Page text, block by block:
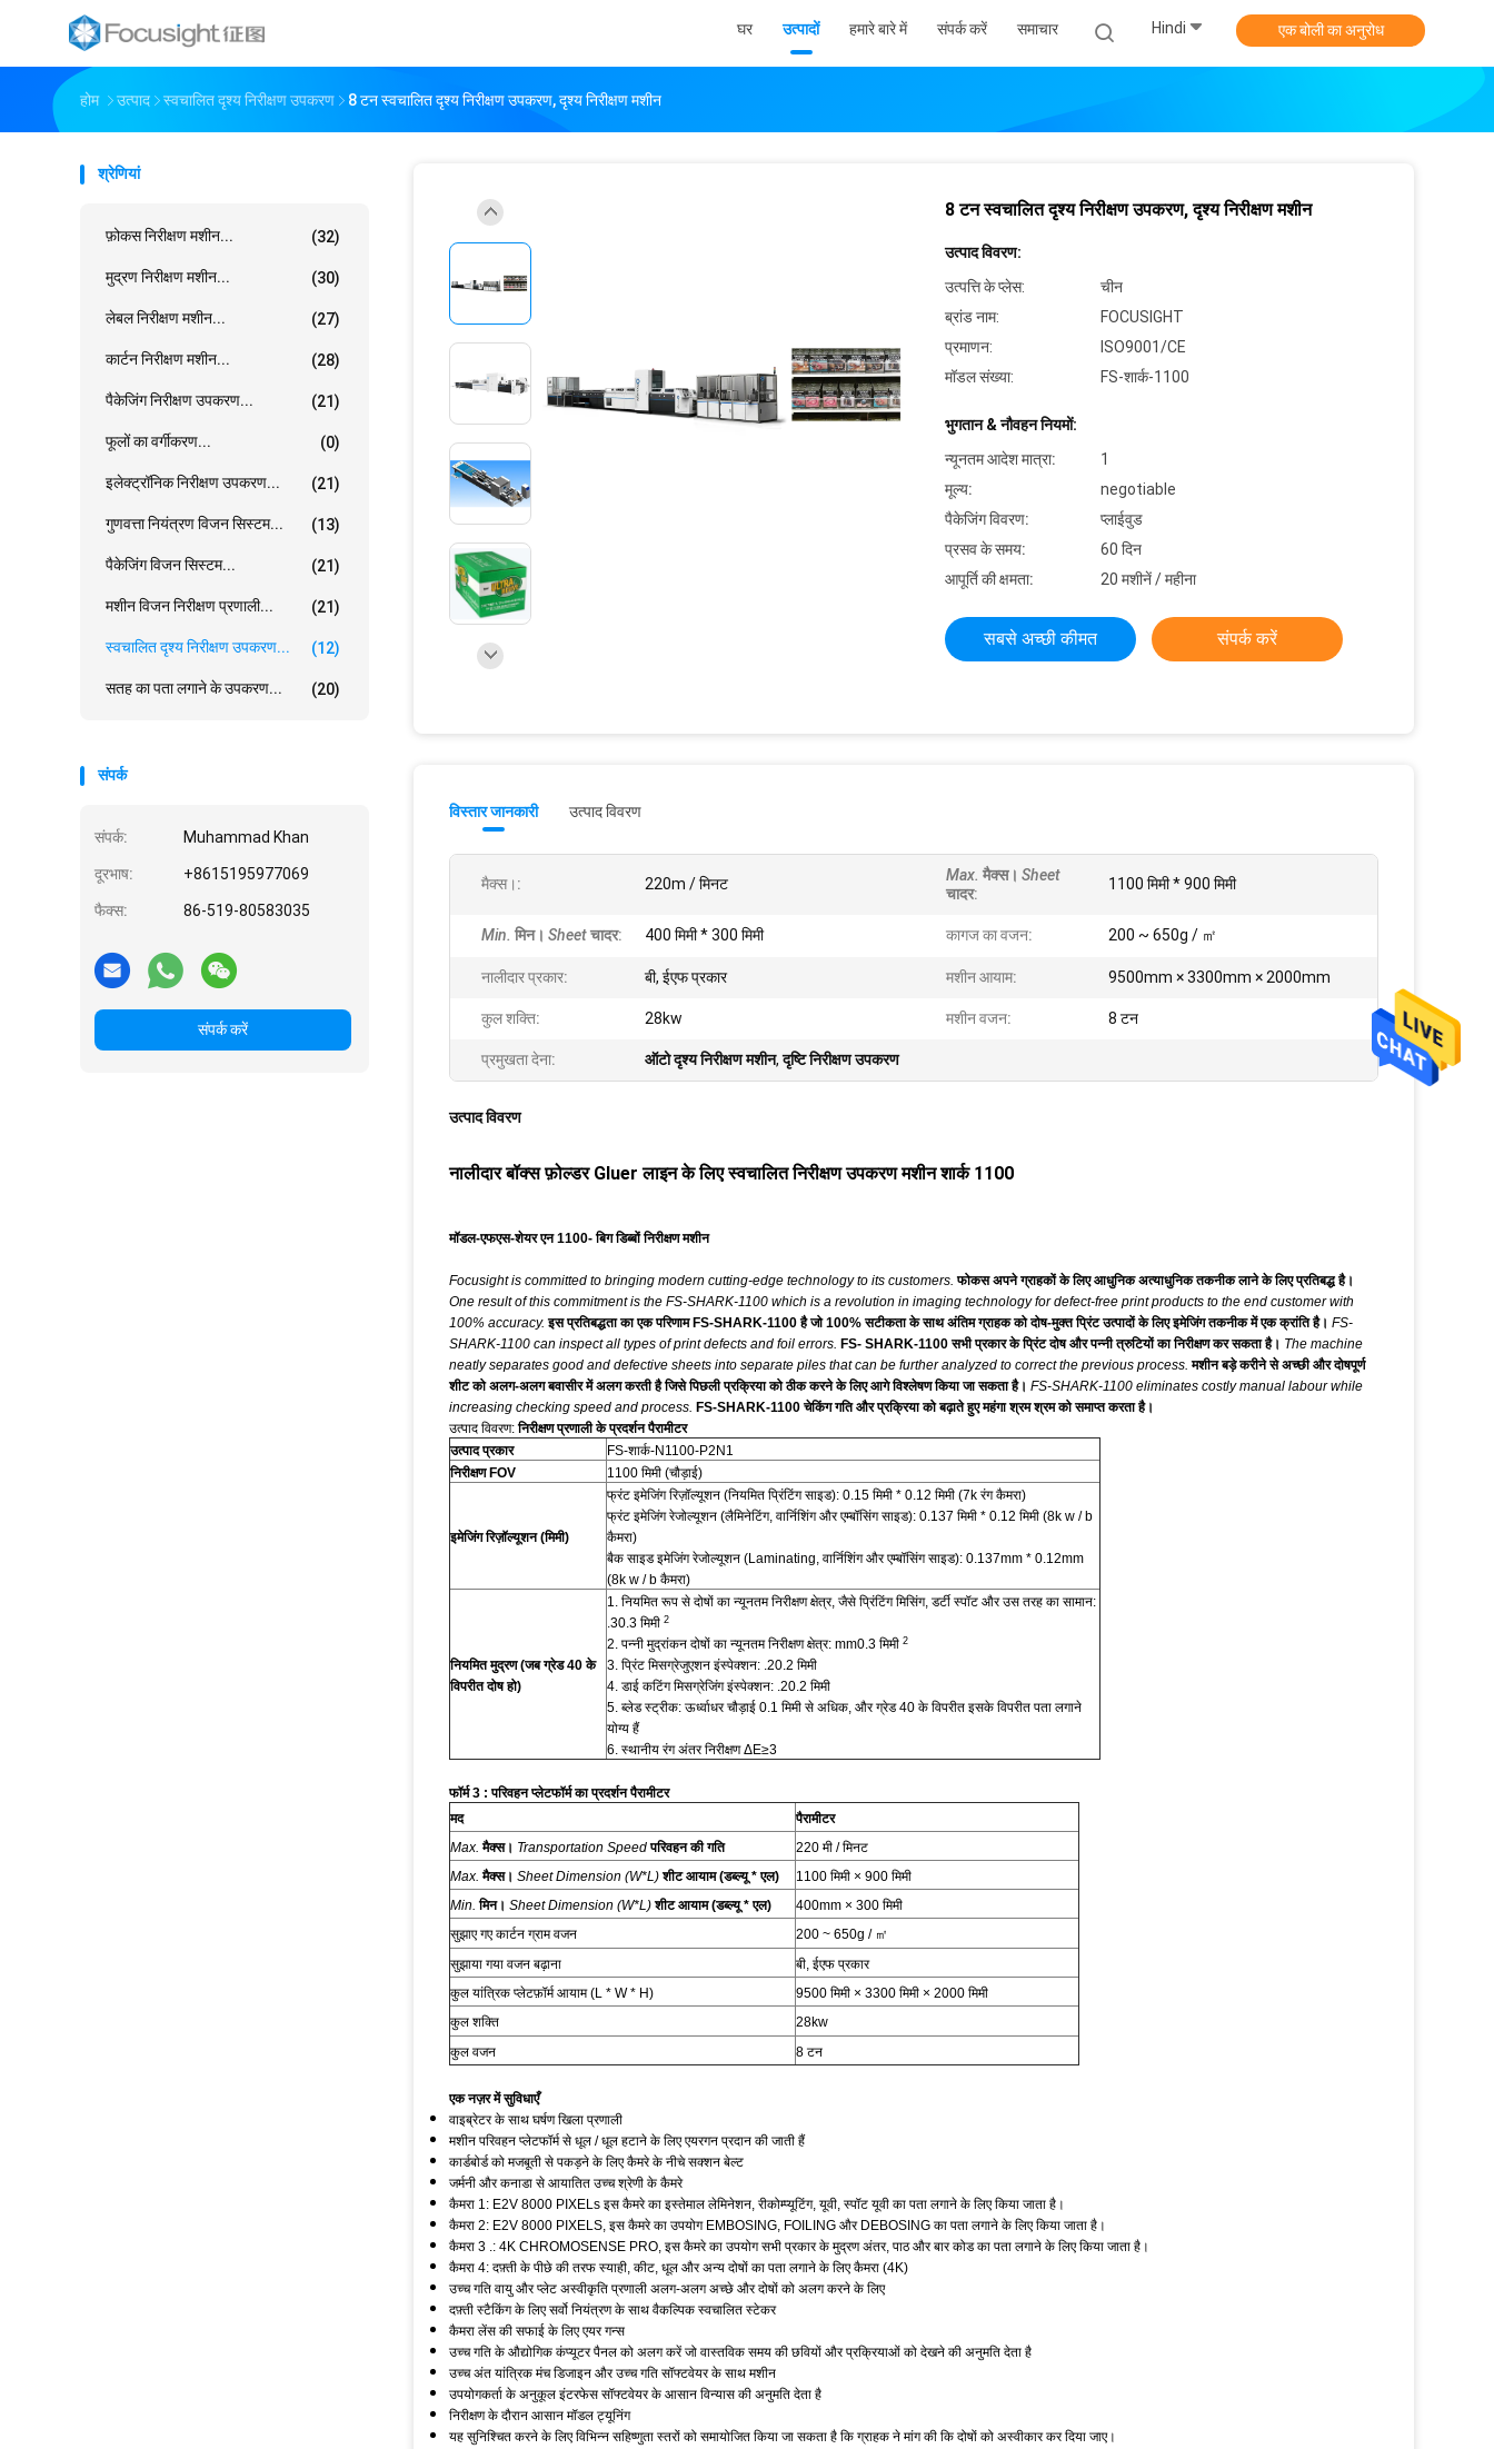
घर उत्पादों हमारे बारे में संपर्क करें समाचार Hindi एक बोली का अनुरोध
होम उत्पाद स्वचालित दृश्य निरीक्षण उपकरण 8 टन स्वचालित दृश्य निरीक्षण उपकरण, दृश्य निरीक्षण मशीन
श्रेणियां
फ़ोकस निरीक्षण मशीन... (32)
मुद्रण निरीक्षण मशीन... (30)
लेबल निरीक्षण मशीन... (27)
कार्टन निरीक्षण मशीन... (28)
पैकेजिंग निरीक्षण उपकरण... (21)
फूलों का वर्गीकरण... (0)
इलेक्ट्रॉनिक निरीक्षण उपकरण... (21)
गुणवत्ता नियंत्रण विजन सिस्टम... (13)
पैकेजिंग विजन सिस्टम... (21)
मशीन विजन निरीक्षण प्रणाली... (21)
स्वचालित दृश्य निरीक्षण उपकरण... (12)
सतह का पता लगाने के उपकरण... (20)
संपर्क
संपर्क: Muhammad Khan
दूरभाष: +8615195977069
फैक्स: 86-519-80583035
संपर्क करें
8 टन स्वचालित दृश्य निरीक्षण उपकरण, दृश्य निरीक्षण मशीन
उत्पाद विवरण:
उत्पत्ति के प्लेस:
चीन
ब्रांड नाम:
FOCUSIGHT
प्रमाणन:
ISO9001/CE
मॉडल संख्या:
FS-शार्क-1100
भुगतान & नौवहन नियमों:
न्यूनतम आदेश मात्रा:
1
मूल्य:
negotiable
पैकेजिंग विवरण:
प्लाईवुड
प्रसव के समय:
60 दिन
आपूर्ति की क्षमता:
20 मशीनें / महीना
सबसे अच्छी कीमत संपर्क करें
विस्तार जानकारी उत्पाद विवरण
मैक्स।: 220m / मिनट Max. मैक्स। Sheet
चादर:
1100 मिमी * 900 मिमी
Min. मिन। Sheetचादर: 400 मिमी * 300 मिमी कागज का वजन: 200 ~ 650g / ㎡
नालीदार प्रकार: बी, ईएफ प्रकार मशीन आयाम: 9500mm × 3300mm × 2000mm
कुल शक्ति: 28kw मशीन वजन: 8 टन
प्रमुखता देना: ऑटो दृश्य निरीक्षण मशीन,दृष्टि निरीक्षण उपकरण
उत्पाद विवरण
नालीदार बॉक्स फ़ोल्डर Gluer लाइन के लिए स्वचालित निरीक्षण उपकरण मशीन शार्क 1100
मॉडल-एफएस-शेयर एन 1100-बिग डिब्बों निरीक्षण मशीन
Focusight is committed to bringing modern cutting-edge technology to its customers. फोकस अपने ग्राहकों के लिए आधुनिक अत्याधुनिक तकनीक लाने के लिए प्रतिबद्ध है।
One result of this commitment is the FS-SHARK-1100 which is a revolution in imaging technology for defect-free print products to the end customer with
100% accuracy. इस प्रतिबद्धता का एक परिणाम FS-SHARK-1100 है जो 100% सटीकता के साथ अंतिम ग्राहक को दोष-मुक्त प्रिंट उत्पादों के लिए इमेजिंग तकनीक में एक क्रांति है। FS-
SHARK-1100 can inspect all types of print defects and foil errors. FS- SHARK-1100 सभी प्रकार के प्रिंट दोष और पन्नी त्रुटियों का निरीक्षण कर सकता है। The machine
neatly separates good and defective sheets into separate piles that can be further analyzed to correct the previous process. मशीन बड़े करीने से अच्छी और दोषपूर्ण
शीट को अलग-अलग बवासीर में अलग करती है जिसे पिछली प्रक्रिया को ठीक करने के लिए आगे विश्लेषण किया जा सकता है। FS-SHARK-1100 eliminates costly manual labour while
increasing checking speed and process. FS-SHARK-1100 चेकिंग गति और प्रक्रिया को बढ़ाते हुए महंगा श्रम श्रम को समाप्त करता है।
उत्पाद विवरण:निरीक्षण प्रणाली के प्रदर्शन पैरामीटर
उत्पाद प्रकार
FS-शार्क-N1100-P2N1
निरीक्षण FOV
1100 मिमी (चौड़ाई)
इमेजिंग रिज़ॉल्यूशन (मिमी)
फ्रंट इमेजिंग रिज़ॉल्यूशन (नियमित प्रिंटिंग साइड): 0.15 मिमी * 0.12 मिमी (7k रंग कैमरा)
फ्रंट इमेजिंग रेजोल्यूशन (लैमिनेटिंग, वार्निशिंग और एम्बॉसिंग साइड): 0.137 मिमी * 0.12 मिमी (8k w / b
कैमरा)
बैक साइड इमेजिंग रेजोल्यूशन (Laminating, वार्निशिंग और एम्बॉसिंग साइड): 0.137mm * 0.12mm
(8k w / b कैमरा)
नियमित मुद्रण (जब ग्रेड 40 के
विपरीत दोष हो)
1. नियमित रूप से दोषों का न्यूनतम निरीक्षण क्षेत्र, जैसे प्रिंटिंग मिसिंग, डर्टी स्पॉट और उस तरह का सामान:
.30.3 मिमी 2
2. पन्नी मुद्रांकन दोषों का न्यूनतम निरीक्षण क्षेत्र: mm0.3 मिमी 2
3. प्रिंट मिसग्रेजुएशन इंस्पेक्शन: .20.2 मिमी
4. डाई कटिंग मिसग्रेजिंग इंस्पेक्शन: .20.2 मिमी
5. ब्लेड स्ट्रीक: ऊर्ध्वाधर चौड़ाई 0.1 मिमी से अधिक, और ग्रेड 40 के विपरीत इसके विपरीत पता लगाने
योग्य हैं
6. स्थानीय रंग अंतर निरीक्षण ΔE≥3
फॉर्म 3 : परिवहन प्लेटफॉर्म का प्रदर्शन पैरामीटर
मद
पैरामीटर
Max. मैक्स। Transportation Speed परिवहन की गति
220 मी / मिनट
Max. मैक्स। Sheet Dimension (W*L) शीट आयाम (डब्ल्यू * एल)
1100 मिमी × 900 मिमी
Min. मिन। Sheet Dimension (W*L) शीट आयाम (डब्ल्यू * एल)
400mm × 300 मिमी
सुझाए गए कार्टन ग्राम वजन
200 ~ 650g / ㎡
सुझाया गया वजन बढ़ाना
बी, ईएफ प्रकार
कुल यांत्रिक प्लेटफ़ॉर्म आयाम (L * W * H)
9500 मिमी × 3300 मिमी × 2000 मिमी
कुल शक्ति
28kw
कुल वजन
8 टन
एक नज़र में सुविधाएँ
वाइब्रेटर के साथ घर्षण खिला प्रणाली
मशीन परिवहन प्लेटफॉर्म से धूल / धूल हटाने के लिए एयरगन प्रदान की जाती हैं
कार्डबोर्ड को मजबूती से पकड़ने के लिए कैमरे के नीचे सक्शन बेल्ट
जर्मनी और कनाडा से आयातित उच्च श्रेणी के कैमरे
कैमरा 1: E2V 8000 PIXELs इस कैमरे का इस्तेमाल लेमिनेशन, रीकोम्प्यूटिंग, यूवी, स्पॉट यूवी का पता लगाने के लिए किया जाता है।
कैमरा 2: E2V 8000 PIXELS, इस कैमरे का उपयोग EMBOSING, FOILING और DEBOSING का पता लगाने के लिए किया जाता है।
कैमरा 3 .: 4K CHROMOSENSE PRO, इस कैमरे का उपयोग सभी प्रकार के मुद्रण अंतर, पाठ और बार कोड का पता लगाने के लिए किया जाता है।
कैमरा 4: दफ़्ती के पीछे की तरफ स्याही, कीट, धूल और अन्य दोषों का पता लगाने के लिए कैमरा (4K)
उच्च गति वायु और प्लेट अस्वीकृति प्रणाली अलग-अलग अच्छे और दोषों को अलग करने के लिए
दफ़्ती स्टैकिंग के लिए सर्वो नियंत्रण के साथ वैकल्पिक स्वचालित स्टेकर
कैमरा लेंस की सफाई के लिए एयर गन्स
उच्च गति के औद्योगिक कंप्यूटर पैनल को अलग करें जो वास्तविक समय की छवियों और प्रक्रियाओं को देखने की अनुमति देता है
उच्च अंत यांत्रिक मंच डिजाइन और उच्च गति सॉफ्टवेयर के साथ मशीन
उपयोगकर्ता के अनुकूल इंटरफेस सॉफ्टवेयर के आसान विन्यास की अनुमति देता है
निरीक्षण के दौरान आसान मॉडल ट्यूनिंग
यह सुनिश्चित करने के लिए विभिन्न सहिष्णुता स्तरों को समायोजित किया जा सकता है कि ग्राहक ने मांग की कि दोषों को अस्वीकार कर दिया जाए।